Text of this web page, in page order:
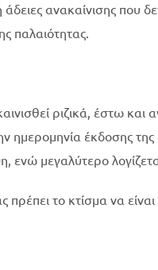
ανακαίνισης που
παλαιότητας.
ριζικά, έστω και
ημερομηνία έκδοσης
ενώ μεγαλύτερο
πρέπει το κτίσμα να